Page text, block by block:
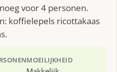
voor 4 personen.
koffielepels ricottakaas
MOEILIJKHEID